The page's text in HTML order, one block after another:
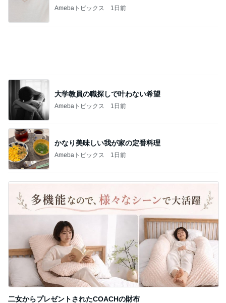
Amebaトピックス
記事を読む
5000円分チケット付モスサマーバッグ
Amebaトピックス 1日前
Amebaトピックス 1日前
娘のダメ出しで挑戦したヘアアレンジ
Amebaトピックス 2日前